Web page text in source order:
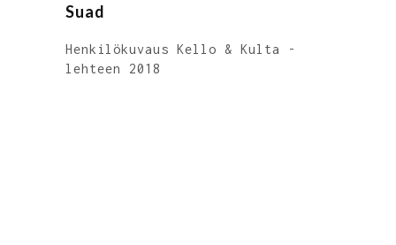
Suad
Henkilökuvaus Kello & Kulta -
lehteen 2018